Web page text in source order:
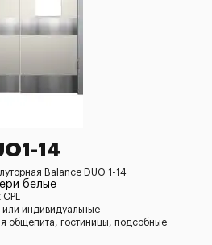
14
Balance DUO 1-14
белые
или индивидуальные
общепита, гостиницы, подсобные